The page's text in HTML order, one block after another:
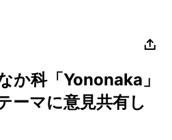
か科「Yononaka」
ーマに意見共有し